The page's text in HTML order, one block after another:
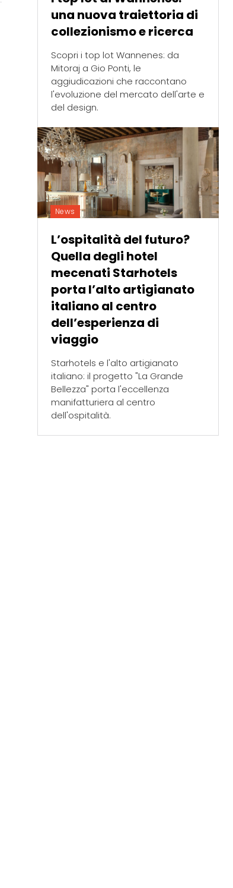
una nuova traiettoria di
collezionismo e ricerca
Scopri i top lot Wannenes: da
Mitoraj a Gio Ponti, le
aggiudicazioni che raccontano
l'evoluzione del mercato dell'arte e
del design.
News
L’ospitalità del futuro?
Quella degli hotel
mecenati Starhotels
porta l’alto artigianato
italiano al centro
dell’esperienza di
viaggio
Starhotels e l'alto artigianato
italiano: il progetto "La Grande
Bellezza" porta l'eccellenza
manifatturiera al centro
dell'ospitalità.